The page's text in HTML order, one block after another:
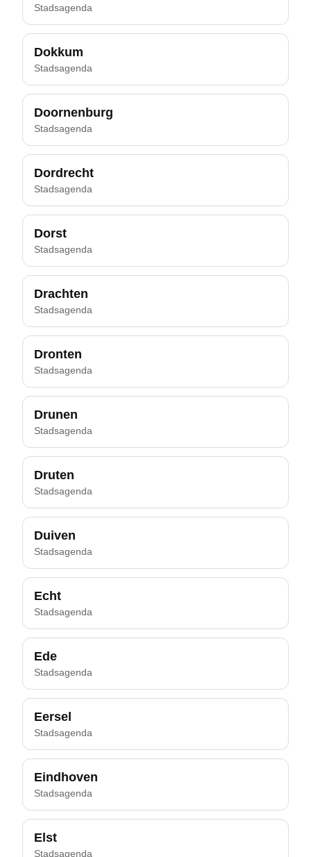
Stadsagenda
Dokkum
Stadsagenda
Doornenburg
Stadsagenda
Dordrecht
Stadsagenda
Dorst
Stadsagenda
Drachten
Stadsagenda
Dronten
Stadsagenda
Drunen
Stadsagenda
Druten
Stadsagenda
Duiven
Stadsagenda
Echt
Stadsagenda
Ede
Stadsagenda
Eersel
Stadsagenda
Eindhoven
Stadsagenda
Elst
Stadsagenda